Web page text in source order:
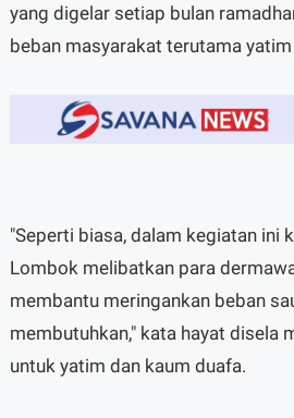
yang digelar setiap bulan
beban masyarakat terutama
"Seperti biasa, dalam kegiatan ini
Lombok melibatkan para
membantu meringankan beban
membutuhkan," kata hayat disela
untuk yatim dan kaum duafa.